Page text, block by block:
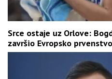
Srce ostaje uz Orlove:
završio Evropsko prvenstvo